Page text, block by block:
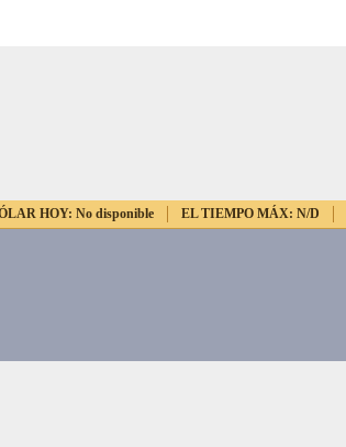
HOY: No disponible EL TIEMPO MÁX: N/D